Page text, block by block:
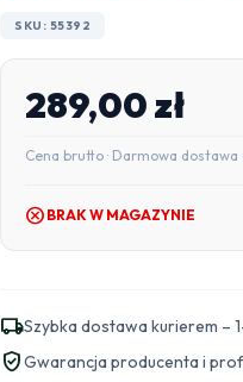
SKU: 55392
289,00zł
Cena brutto · Darmowa dostawa
cancel BRAK W MAGAZYNIE
local_shippingSzybka dostawa kurierem –
verified_userGwarancja producenta i